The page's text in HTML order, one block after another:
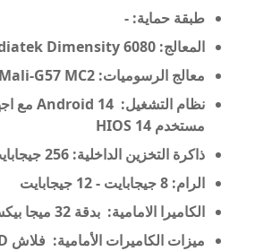
طبقة حماية: -
المعالج: Mediatek Dimensity 6080
معالج الرسوميات:Mali-G57 MC2
نظام التشغيل:
Android 14 مع اجهة
مستخدم HIOS 14
ذاكرة التخزين الداخلية: 256 جيجابايت
الرام: 8 جيجابايت -12جيجابايت
الكاميرا الامامية: بدقة 32 ميجا بيكسل
ميزات الكاميرات الأمامية:فلاش LED مزدوج